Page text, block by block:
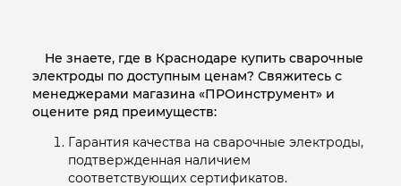
Не знаете, где в Краснодаре купить сварочные
электроды по доступным ценам? Свяжитесь с
менеджерами магазина «ПРОинструмент» и
оцените ряд преимуществ:
Гарантия качества на сварочные электроды,
подтвержденная наличием
соответствующих сертификатов.